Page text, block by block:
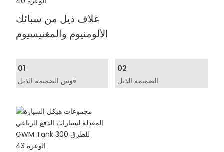
غلاف ذيل من سبائك
الألومنيوم والمغنيسيوم
01
قوس الضميمة الذيل
02
الضميمة الذيل